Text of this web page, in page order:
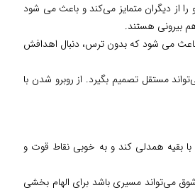
دیگران متمایز می‌کند و باعث می شود
بیرونی هستند.
می شود که بدون ترس، دنبال اهدافش
مستقل تصمیم بگیرد. از روبرو شدن با
بقیه همدلی کند و به خوبی نقاط قوت و
می‌تواند مسیری باشد برای الهام بخشی